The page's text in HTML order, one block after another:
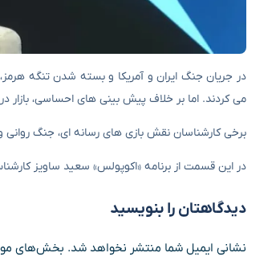
می کردند. اما بر خلاف پیش بینی های احساسی،
برخی کارشناسان نقش بازی های رسانه ای، جنگ روانی
در این قسمت از برنامه «اکوپولس» سعید ساویز
دیدگاهتان را بنویسید
نشانی ایمیل شما منتشر نخواهد شد. بخش‌های